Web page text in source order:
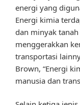
energi yang
Energi kimia
dan minyak
menggerakkan
transportasi
Brown, “Energi
manusia dan